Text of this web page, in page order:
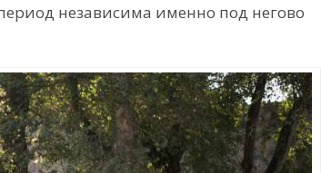
независима именно под негово